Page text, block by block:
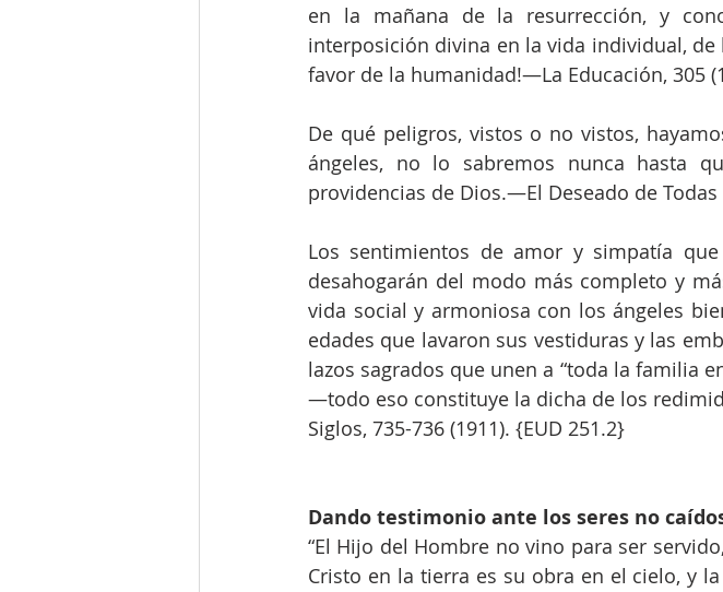
en la mañana de la resurrección, y
interposición divina en la vida individual,
favor de la humanidad!—La Educación, 305
De qué peligros, vistos o no vistos,
ángeles, no lo sabremos nunca hasta
providencias de Dios.—El Deseado de Todas
Los sentimientos de amor y simpatía
desahogarán del modo más completo y
vida social y armoniosa con los ángeles
edades que lavaron sus vestiduras y las
lazos sagrados que unen a “toda la familia
—todo eso constituye la dicha de los
Siglos, 735-736 (1911). {EUD 251.2}
Dando testimonio ante los seres no
“El Hijo del Hombre no vino para ser
Cristo en la tierra es su obra en el cielo, y